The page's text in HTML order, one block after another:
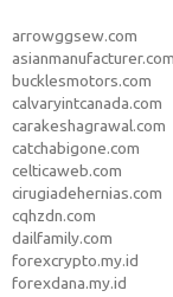
arrowggsew.com
asianmanufacturer.com
bucklesmotors.com
calvaryintcanada.com
carakeshagrawal.com
catchabigone.com
celticaweb.com
cirugiadehernias.com
cqhzdn.com
dailfamily.com
forexcrypto.my.id
forexdana.my.id